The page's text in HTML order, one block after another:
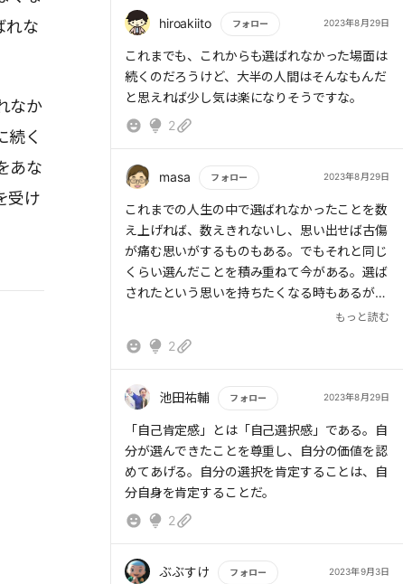
れな
なか
続く
あな
受け
hiroakiito フォロー 2023年8月29日
もっと読む
これまでも、これからも選ばれなかった場面は
続くのだろうけど、大半の人間はそんなもんだ
と思えれば少し気は楽になりそうですな。
2
masa フォロー 2023年8月29日
もっと読む
これまでの人生の中で選ばれなかったことを数
え上げれば、数えきれないし、思い出せば古傷
が痛む思いがするものもある。でもそれと同じ
くらい選んだことを積み重ねて今がある。選ば
されたという思いを持ちたくなる時もあるが、
今を止める、変える選択肢は常に自分が握って
らのことは自分が選べるという感覚が大切なよ
もっと読む
2
池田祐輔 フォロー 2023年8月29日
もっと読む
「自己肯定感」とは「自己選択感」である。自
分が選んできたことを尊重し、自分の価値を認
めてあげる。自分の選択を肯定することは、自
分自身を肯定することだ。
2
ぶぶすけ フォロー 2023年9月3日